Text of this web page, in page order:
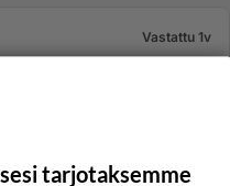
Vastattu 1v
on; paljonko metsuri
harvennuksella ja
17 19179
tarjotaksemme